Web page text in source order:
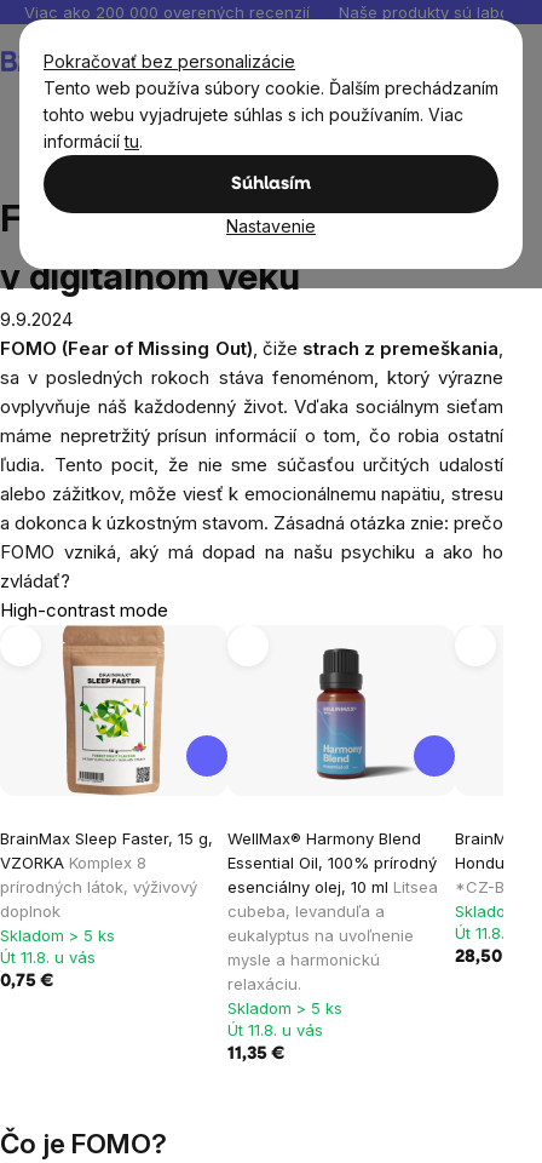
Pokračovať bez personalizácie
Tento web používa súbory cookie. Ďalším prechádzaním
tohto webu vyjadrujete súhlas s ich používaním. Viac
informáciítu.
Súhlasím
Nastavenie
Prejsť
obsah
Viac ako 200 000 overených recenzií Naše produkty sú
košík
FOMO: Strach z premeškania v digitálnom veku
FOMO: Strach z premeškania
v digitálnom veku
9.9.2024
FOMO (Fear of Missing Out), čiže strach z premeškania,
sa v posledných rokoch stáva fenoménom, ktorý výrazne
ovplyvňuje náš každodenný život. Vďaka sociálnym sieťam
máme nepretržitý prísun informácií o tom, čo robia ostatní
ľudia. Tento pocit, že nie sme súčasťou určitých udalostí
alebo zážitkov, môže viesť k emocionálnemu napätiu, stresu
a dokonca k úzkostným stavom. Zásadná otázka znie: prečo
FOMO vzniká, aký má dopad na našu psychiku a ako ho
zvládať?
High-contrast mode
BrainMax Sleep Faster, 15 g,
VZORKA Komplex 8
prírodných látok, výživový
doplnok
Skladom > 5 ks
Út 11.8. u vás
0,75 €
WellMax® Harmony Blend
Essential Oil, 100% prírodný
esenciálny olej, 10 ml Litsea
cubeba, levanduľa a
eukalyptus na uvoľnenie
mysle a harmonickú
relaxáciu.
Skladom > 5 ks
Út 11.8. u vás
11,35 €
BrainMax
Honduras
*CZ-BIO-
Skladom >
Út 11.8. u
28,50 €
Čo je FOMO?